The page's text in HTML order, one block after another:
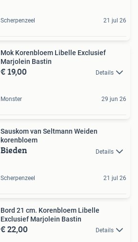
Scherpenzeel 21 jul 26
Mok Korenbloem Libelle Exclusief
Marjolein Bastin
€ 19,00 Details
Monster 29 jun 26
Sauskom van Seltmann Weiden
korenbloem
Bieden Details
Scherpenzeel 21 jul 26
Bord 21 cm. Korenbloem Libelle
Exclusief Marjolein Bastin
€ 22,00 Details